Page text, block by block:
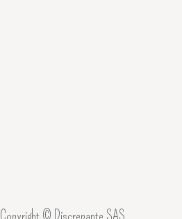
Copyright © Discrepante SAS